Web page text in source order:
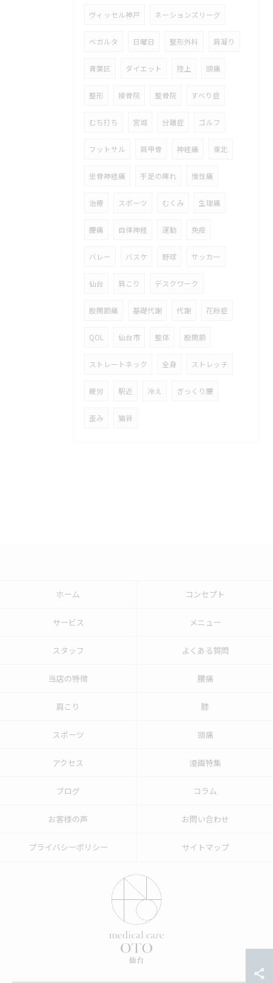
ヴィッセル神戸 ネーションズリーグ
ベガルタ 日曜日 整形外科 肩凝り
青葉区 ダイエット 陸上 頭痛
整形 接骨院 整骨院 すべり症
むち打ち 宮城 分離症 ゴルフ
フットサル 肩甲骨 神経痛 東北
坐骨神経痛 手足の痺れ 慢性痛
治療 スポーツ むくみ 生理痛
腰痛 自律神経 運動 免疫
バレー バスケ 野球 サッカー
仙台 肩こり デスクワーク
股関節痛 基礎代謝 代謝 花粉症
QOL 仙台市 整体 股関節
ストレートネック 全身 ストレッチ
疲労 駅近 冷え ぎっくり腰
歪み 猫背
ホーム コンセプト
サービス メニュー
スタッフ よくある質問
当店の特徴 腰痛
肩こり 膝
スポーツ 頭痛
アクセス 漫画特集
ブログ コラム
お客様の声 お問い合わせ
プライバシーポリシー サイトマップ